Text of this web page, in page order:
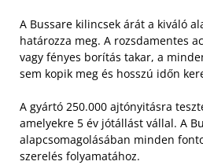
A Bussare kilincsek árát a kiváló
határozza meg. A rozsdamentes
vagy fényes borítás takar, a
sem kopik meg és hosszú időn
A gyártó 250.000 ajtónyitásra
amelyekre 5 év jótállást vállal. A
alapcsomagolásában minden
szerelés folyamatához.